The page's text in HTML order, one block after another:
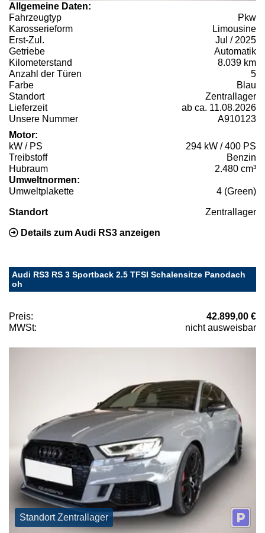
Allgemeine Daten:
Fahrzeugtyp
Pkw
Karosserieform
Limousine
Erst-Zul.
Jul / 2025
Getriebe
Automatik
Kilometerstand
8.039 km
Anzahl der Türen
5
Farbe
Blau
Standort
Zentrallager
Lieferzeit
ab ca. 11.08.2026
Unsere Nummer
A910123
Motor:
kW / PS
294 kW / 400 PS
Treibstoff
Benzin
Hubraum
2.480 cm³
Umweltnormen:
Umweltplakette
4 (Green)
Standort Zentrallager
Details zum Audi RS3 anzeigen
Audi RS3 RS 3 Sportback 2.5 TFSI Schalensitze Panodach
oh
Preis:
42.899,00 €
MWSt:
nicht ausweisbar
Standort Zentrallager